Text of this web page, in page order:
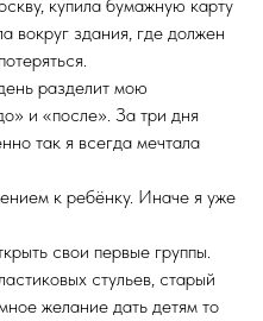
купила бумажную карту
вокруг здания, где должен
разделит мою
и «после». За три дня
так я всегда мечтала
к ребёнку. Иначе я уже
свои первые группы.
стульев, старый
желание дать детям то